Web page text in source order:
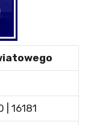
| 16181